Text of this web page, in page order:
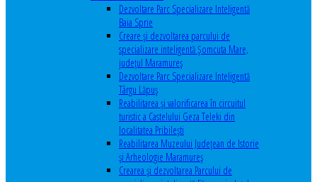
Dezvoltare Parc Specializare Inteligentă
Baia Sprie
Creare și dezvoltarea parcului de
specializare inteligentă Șomcuta Mare,
județul Maramureș
Dezvoltare Parc Specializare Inteligentă
Târgu Lăpuș
Reabilitarea și valorificarea în circuitul
turistic a Castelului Geza Teleki din
localitatea Pribilești
Reabilitarea Muzeului Județean de Istorie
și Arheologie Maramureș
Crearea și dezvoltarea Parcului de